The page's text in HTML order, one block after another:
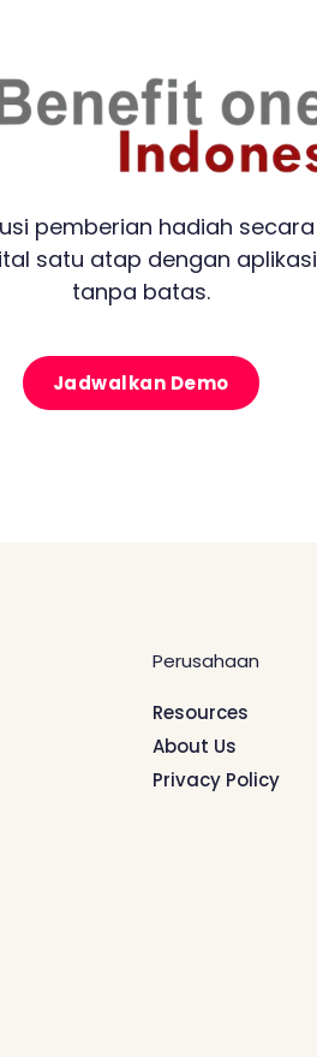
pemberian hadiah secara
satu atap dengan aplikasi
tanpa batas.
Jadwalkan Demo
Perusahaan
Resources
About Us
Privacy Policy